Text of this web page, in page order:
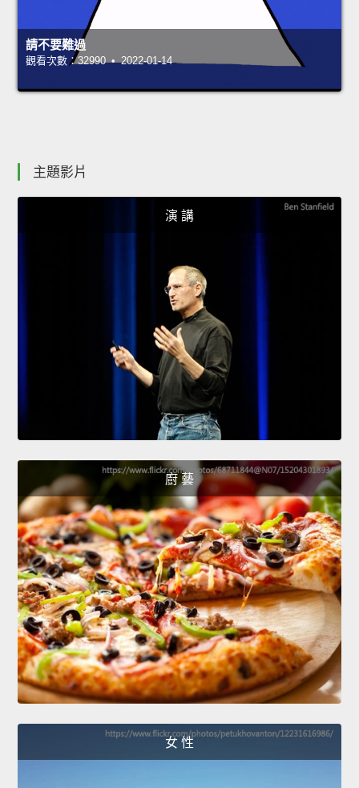
請不要難過
觀看次數：32990 • 2022-01-14
主題影片
演 講
廚 藝
女 性